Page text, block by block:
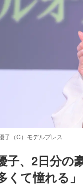
子（C）モデルプレス
子、2日分の
くて憧れる